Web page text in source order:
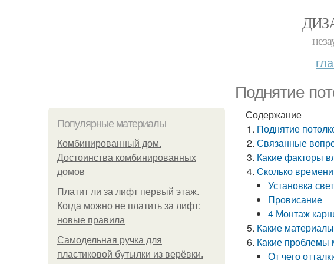
Поднятие
Популярные материалы
Комбинированный дом.
Достоинства комбинированных
домов
Платит ли за лифт первый этаж.
Когда можно не платить за лифт:
новые правила
Самодельная ручка для
пластиковой бутылки из верёвки.
Содержание
Поднятие
Связанные
Какие факторы
Сколько
Установка
Провисание
4 Монтаж
Какие
Какие проблемы
От чего